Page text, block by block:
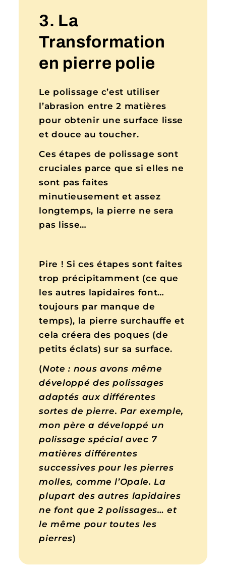
3. La
Transformation
en pierre polie
Le polissage c’est utiliser
l’abrasion entre 2 matières
pour obtenir une surface lisse
et douce au toucher.
Ces étapes de polissage sont
cruciales parce que si elles ne
sont pas faites
minutieusement et assez
longtemps, la pierre ne sera
pas lisse…
Pire ! Si ces étapes sont faites
trop précipitamment (ce que
les autres lapidaires font…
toujours par manque de
temps), la pierre surchauffe et
cela créera des poques (de
petits éclats) sur sa surface.
(Note : nous avons même
développé des polissages
adaptés aux différentes
sortes de pierre. Par exemple,
mon père a développé un
polissage spécial avec 7
matières différentes
successives pour les pierres
molles, comme l’Opale. La
plupart des autres lapidaires
ne font que 2 polissages… et
le même pour toutes les
pierres)